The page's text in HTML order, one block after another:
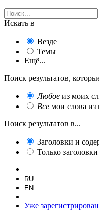
Искать в
Везде
Темы
Ещё...
Поиск результатов,
Любое из моих
Все мои слова из
Поиск результатов в...
Заголовки и
Только
RU
EN
Уже